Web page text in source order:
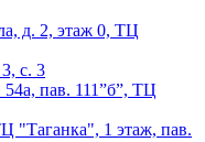
д. 2, этаж 0, ТЦ
с. 3
пав. 111”б”, ТЦ
"Таганка", 1 этаж, пав.